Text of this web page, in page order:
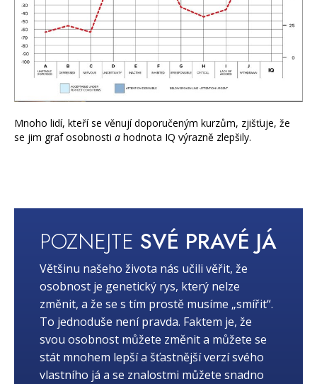
Mnoho lidí, kteří se věnují doporučeným kurzům, zjišťuje, že
se jim graf osobnosti a hodnota IQ výrazně zlepšily.
POZNEJTE SVÉ PRAVÉ JÁ
Většinu našeho života nás učili věřit, že
osobnost je genetický rys, který nelze
změnit, a že se s tím prostě musíme „smířit“.
To jednoduše není pravda. Faktem je, že
svou osobnost můžete změnit a můžete se
stát mnohem lepší a šťastnější verzí svého
vlastního já a se znalostmi můžete snadno